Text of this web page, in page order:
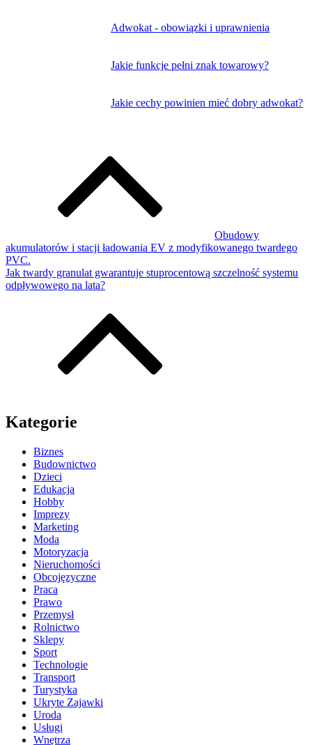
Adwokat - obowiązki i uprawnienia
Jakie funkcje pełni znak towarowy?
Jakie cechy powinien mieć dobry adwokat?
Obudowy
akumulatorów i stacji ładowania EV z modyfikowanego twardego
PVC.
Jak twardy granulat gwarantuje stuprocentową szczelność systemu
odpływowego na lata?
Kategorie
Biznes
Budownictwo
Dzieci
Edukacja
Hobby
Imprezy
Marketing
Moda
Motoryzacja
Nieruchomości
Obcojęzyczne
Praca
Prawo
Przemysł
Rolnictwo
Sklepy
Sport
Technologie
Transport
Turystyka
Ukryte Zajawki
Uroda
Usługi
Wnętrza